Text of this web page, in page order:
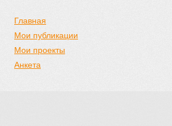
Главная
Мои публикации
Мои проекты
Анкета